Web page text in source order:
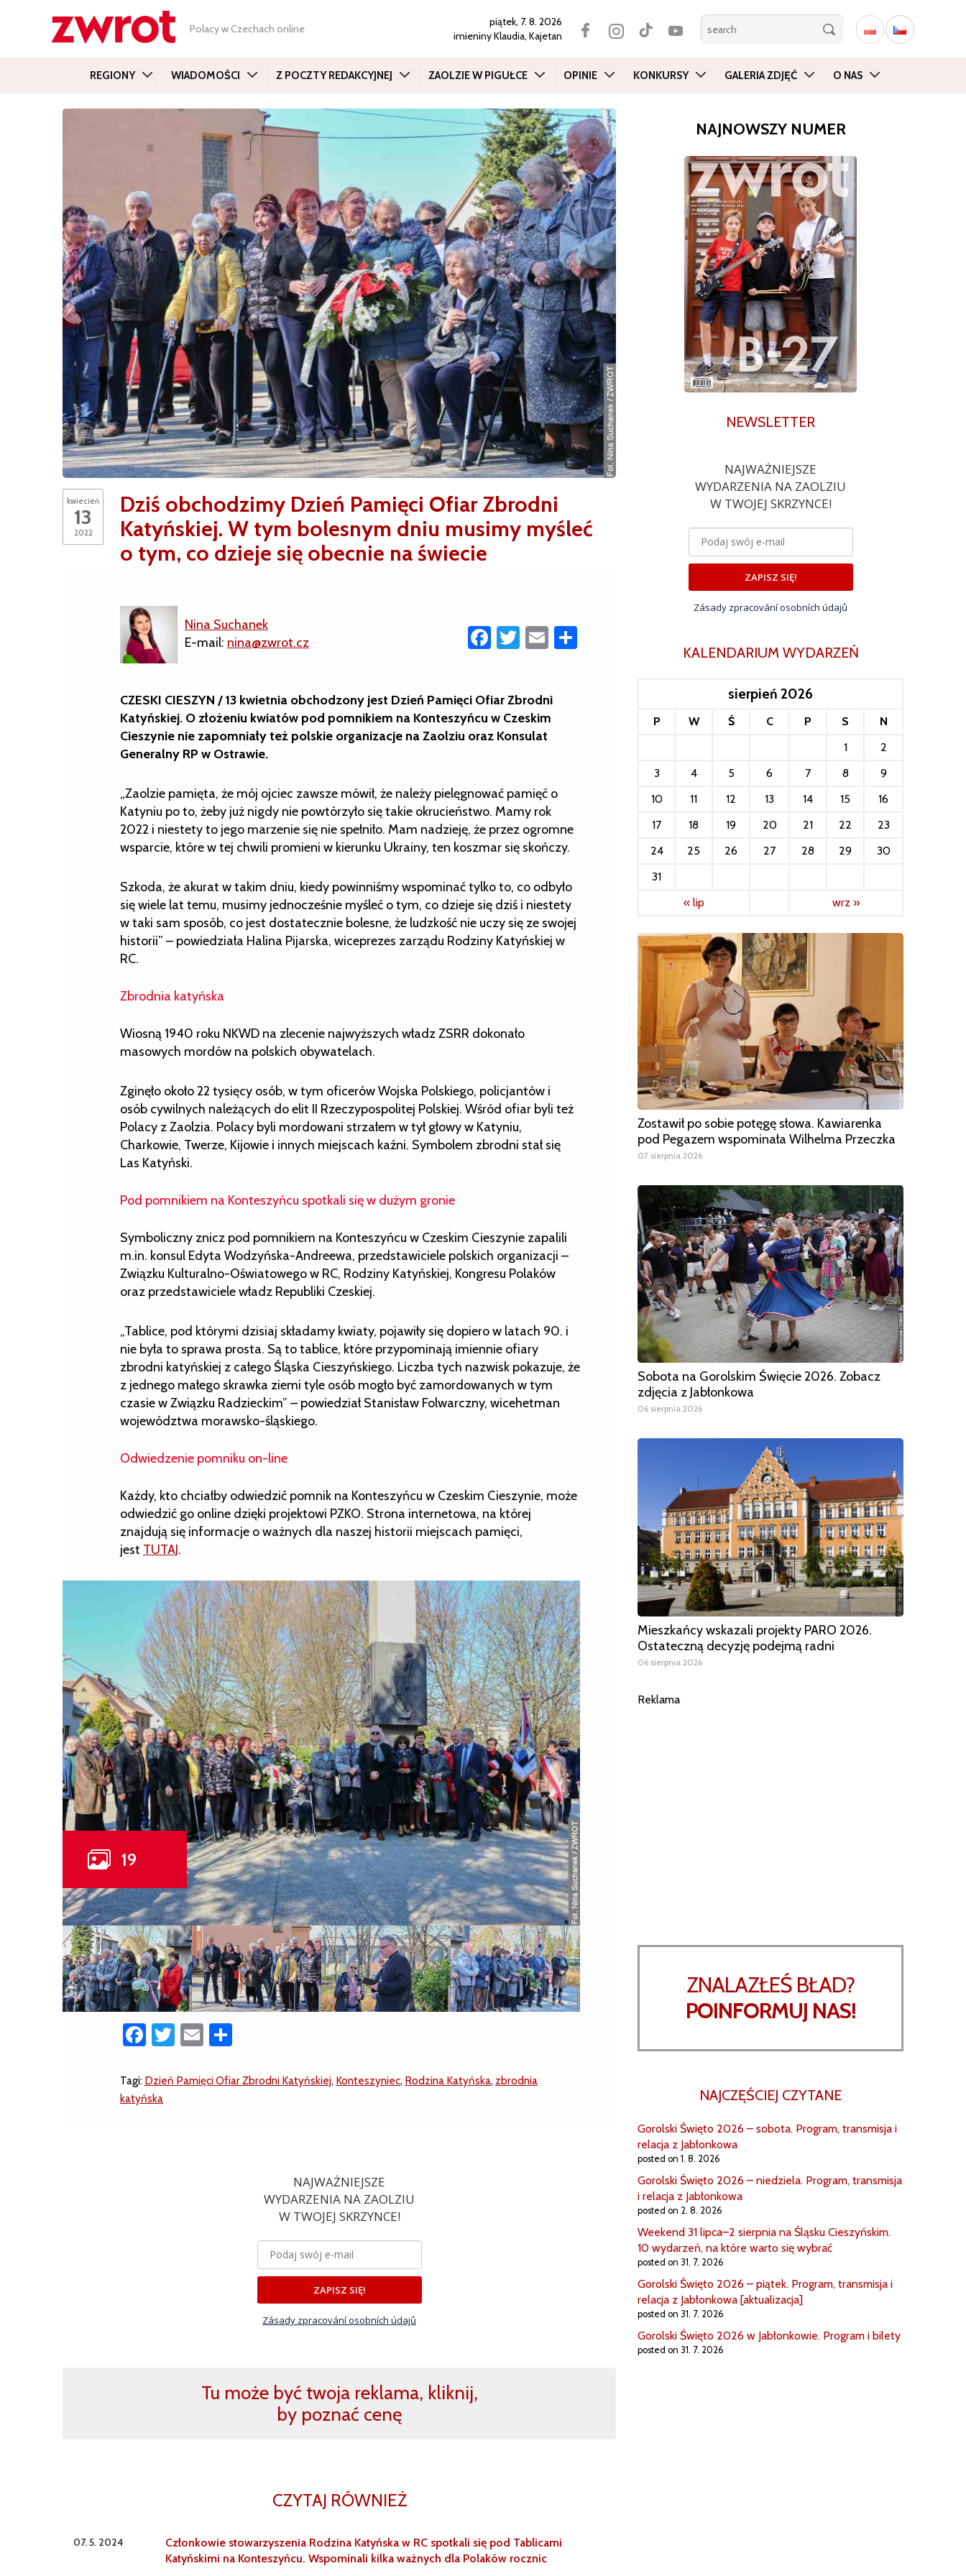
Polacy w Czechach online
piątek, 7. 8. 2026
imieninyKlaudia, Kajetan
REGIONY WIADOMOŚCI Z POCZTY REDAKCYJNEJ ZAOLZIE W PIGUŁCE OPINIE KONKURSY GALERIA ZDJĘĆ O NAS
kwiecień
13
2022
Dziś obchodzimy Dzień Pamięci Ofiar Zbrodni
Katyńskiej. W tym bolesnym dniu musimy myśleć
o tym, co dzieje się obecnie na świecie
Nina Suchanek
E-mail: nina@zwrot.cz Facebook
Twitter
Email
CZESKI CIESZYN / 13 kwietnia obchodzony jest Dzień Pamięci Ofiar Zbrodni
Katyńskiej. O złożeniu kwiatów pod pomnikiem na Konteszyńcu w Czeskim
Cieszynie nie zapomniały też polskie organizacje na Zaolziu oraz Konsulat
Generalny RP w Ostrawie.
„Zaolzie pamięta, że mój ojciec zawsze mówił, że należy pielęgnować pamięć o
Katyniu po to, żeby już nigdy nie powtórzyło się takie okrucieństwo. Mamy rok
2022 i niestety to jego marzenie się nie spełniło. Mam nadzieję, że przez ogromne
wsparcie, które w tej chwili promieni w kierunku Ukrainy, ten koszmar się skończy.
Szkoda, że akurat w takim dniu, kiedy powinniśmy wspominać tylko to, co odbyło
się wiele lat temu, musimy jednocześnie myśleć o tym, co dzieje się dziś i niestety
w taki sam sposób, co jest dostatecznie bolesne, że ludzkość nie uczy się ze swojej
historii” – powiedziała Halina Pijarska, wiceprezes zarządu Rodziny Katyńskiej w
RC.
Zbrodnia katyńska
Wiosną 1940 roku NKWD na zlecenie najwyższych władz ZSRR dokonało
masowych mordów na polskich obywatelach.
Zginęło około 22 tysięcy osób, w tym oficerów Wojska Polskiego, policjantów i
osób cywilnych należących do elit II Rzeczypospolitej Polskiej. Wśród ofiar byli też
Polacy z Zaolzia. Polacy byli mordowani strzałem w tył głowy w Katyniu,
Charkowie, Twerze, Kijowie i innych miejscach kaźni. Symbolem zbrodni stał się
Las Katyński.
Pod pomnikiem na Konteszyńcu spotkali się w dużym gronie
Symboliczny znicz pod pomnikiem na Konteszyńcu w Czeskim Cieszynie zapalili
m.in. konsul Edyta Wodzyńska-Andreewa, przedstawiciele polskich organizacji –
Związku Kulturalno-Oświatowego w RC, Rodziny Katyńskiej, Kongresu Polaków
oraz przedstawiciele władz Republiki Czeskiej.
„Tablice, pod którymi dzisiaj składamy kwiaty, pojawiły się dopiero w latach 90. i
nie była to sprawa prosta. Są to tablice, które przypominają imiennie ofiary
zbrodni katyńskiej z całego Śląska Cieszyńskiego. Liczba tych nazwisk pokazuje, że
z jednego małego skrawka ziemi tyle osób mogło być zamordowanych w tym
czasie w Związku Radzieckim” – powiedział Stanisław Folwarczny, wicehetman
województwa morawsko-śląskiego.
Odwiedzenie pomniku on-line
Każdy, kto chciałby odwiedzić pomnik na Konteszyńcu w Czeskim Cieszynie, może
odwiedzić go online dzięki projektowi PZKO. Strona internetowa, na której
znajdują się informacje o ważnych dla naszej historii miejscach pamięci,
jest TUTAJ.
Facebook
Twitter
Email
Tagi: Dzień Pamięci Ofiar Zbrodni Katyńskiej, Konteszyniec, Rodzina Katyńska, zbrodnia
katyńska
NAJWAŻNIEJSZE
WYDARZENIA NA ZAOLZIU
W TWOJEJ SKRZYNCE!
ZAPISZ SIĘ!
Zásady zpracování osobních údajů
Tu może być twoja reklama, kliknij,
by poznać cenę
CZYTAJ RÓWNIEŻ
07. 5. 2024
Członkowie stowarzyszenia Rodzina Katyńska w RC spotkali się pod Tablicami
Katyńskimi na Konteszyńcu. Wspominali kilka ważnych dla Polaków rocznic
NAJNOWSZY NUMER
NEWSLETTER
NAJWAŻNIEJSZE
WYDARZENIA NA ZAOLZIU
W TWOJEJ SKRZYNCE!
ZAPISZ SIĘ!
Zásady zpracování osobních údajů
KALENDARIUM WYDARZEŃ
sierpień 2026
P W Ś C P S
N
1
2
3
4 5 6 7 8
9
10
11 12 13 14 15
16
17
18 19 20 21 22
23
24
25 26 27 28 29
30
31
« lip
wrz »
Zostawił po sobie potęgę słowa. Kawiarenka
pod Pegazem wspominała Wilhelma Przeczka
07 sierpnia 2026
Sobota na Gorolskim Święcie 2026. Zobacz
zdjęcia z Jabłonkowa
06 sierpnia 2026
Mieszkańcy wskazali projekty PARO 2026.
Ostateczną decyzję podejmą radni
06 sierpnia 2026
Reklama
ZNALAZŁEŚ BŁAD?
POINFORMUJ NAS!
NAJCZĘŚCIEJ CZYTANE
Gorolski Święto 2026 – sobota. Program, transmisja i
relacja z Jabłonkowa
posted on 1. 8. 2026
Gorolski Święto 2026 – niedziela. Program, transmisja
i relacja z Jabłonkowa
posted on 2. 8. 2026
Weekend 31 lipca–2 sierpnia na Śląsku Cieszyńskim.
10 wydarzeń, na które warto się wybrać
posted on 31. 7. 2026
Gorolski Święto 2026 – piątek. Program, transmisja i
relacja z Jabłonkowa [aktualizacja]
posted on 31. 7. 2026
Gorolski Święto 2026 w Jabłonkowie. Program i bilety
posted on 31. 7. 2026